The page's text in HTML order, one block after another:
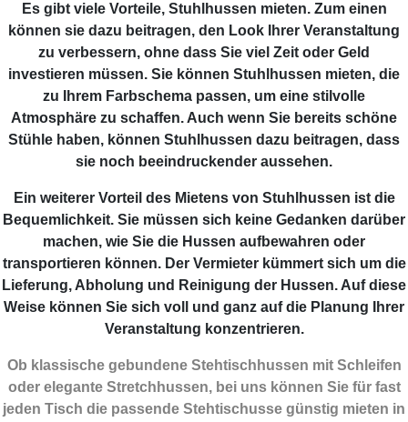
Es gibt viele Vorteile, Stuhlhussen mieten. Zum einen
können sie dazu beitragen, den Look Ihrer Veranstaltung
zu verbessern, ohne dass Sie viel Zeit oder Geld
investieren müssen. Sie können Stuhlhussen mieten, die
zu Ihrem Farbschema passen, um eine stilvolle
Atmosphäre zu schaffen. Auch wenn Sie bereits schöne
Stühle haben, können Stuhlhussen dazu beitragen, dass
sie noch beeindruckender aussehen.
Ein weiterer Vorteil des Mietens von Stuhlhussen ist die
Bequemlichkeit. Sie müssen sich keine Gedanken darüber
machen, wie Sie die Hussen aufbewahren oder
transportieren können. Der Vermieter kümmert sich um die
Lieferung, Abholung und Reinigung der Hussen. Auf diese
Weise können Sie sich voll und ganz auf die Planung Ihrer
Veranstaltung konzentrieren.
Ob klassische gebundene Stehtischhussen mit Schleifen
oder elegante Stretchhussen, bei uns können Sie für fast
jeden Tisch die passende Stehtischusse günstig mieten in